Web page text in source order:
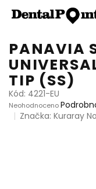
obsah
PANAVIA
TIP (SS)
Kód: 4221-EU
Průměrné
hodnocení
Neohodnoceno
Značka:Kuraray